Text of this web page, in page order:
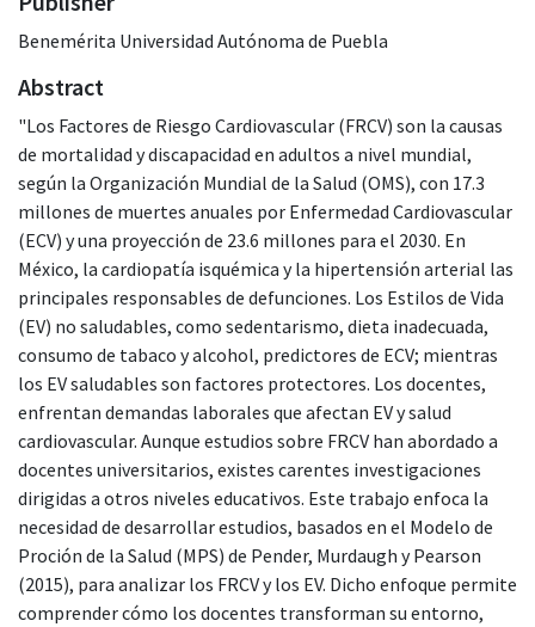
Benemérita Universidad Autónoma de Puebla
Abstract
"Los Factores de Riesgo Cardiovascular (FRCV) son la causas
de mortalidad y discapacidad en adultos a nivel mundial,
según la Organización Mundial de la Salud (OMS), con 17.3
millones de muertes anuales por Enfermedad Cardiovascular
(ECV) y una proyección de 23.6 millones para el 2030. En
México, la cardiopatía isquémica y la hipertensión arterial las
principales responsables de defunciones. Los Estilos de Vida
(EV) no saludables, como sedentarismo, dieta inadecuada,
consumo de tabaco y alcohol, predictores de ECV; mientras
los EV saludables son factores protectores. Los docentes,
enfrentan demandas laborales que afectan EV y salud
cardiovascular. Aunque estudios sobre FRCV han abordado a
docentes universitarios, existes carentes investigaciones
dirigidas a otros niveles educativos. Este trabajo enfoca la
necesidad de desarrollar estudios, basados en el Modelo de
Proción de la Salud (MPS) de Pender, Murdaugh y Pearson
(2015), para analizar los FRCV y los EV. Dicho enfoque permite
comprender cómo los docentes transforman su entorno,